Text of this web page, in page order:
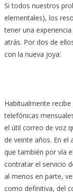
Si todos nuestros
elementales), los
tener una
atrás. Por dos de
con la nueva joya:
Habitualmente
telefónicas
el útil correo de voz
de veinte años. En el
que también por vía
contratar el servicio
al menos en parte,
como definitiva, del